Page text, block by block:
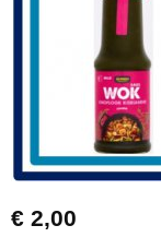
€ 2,00